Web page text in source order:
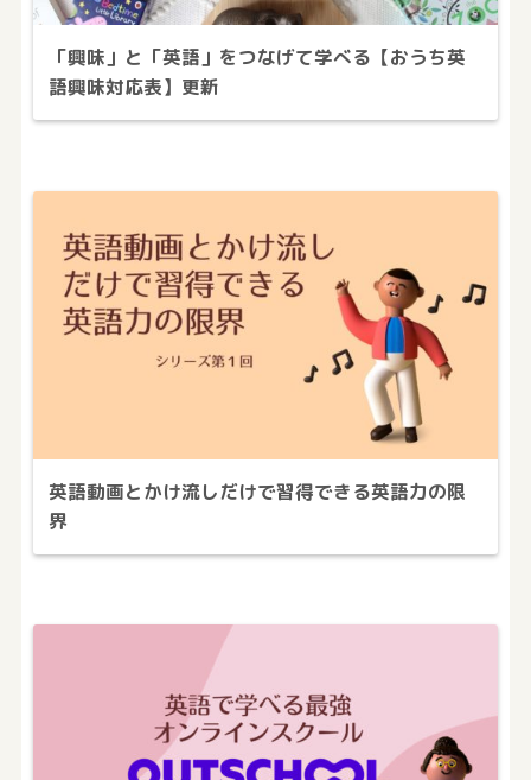
「興味」と「英語」をつなげて学べる【おうち英
語興味対応表】更新
英語動画とかけ流しだけで習得できる英語力の限
界